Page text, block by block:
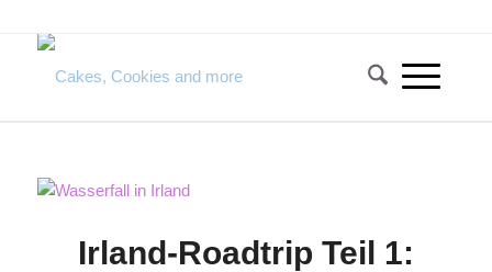
Irland-Roadtrip Teil 1: